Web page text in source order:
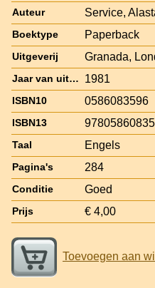
Auteur Service,
Boektype Paperback
Uitgeverij Granada,
Jaar van uitgave 1981
ISBN10 0586083596
ISBN13
Taal Engels
Pagina's 284
Conditie Goed
Prijs € 4,00
Toevoegen aan